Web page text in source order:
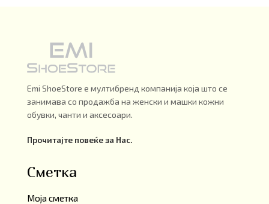
Emi ShoeStore е мултибренд компанија која што се
занимава со продажба на женски и машки кожни
обувки, чанти и аксесоари.
Прочитајте повеќе за Нас.
Сметка
Моја сметка